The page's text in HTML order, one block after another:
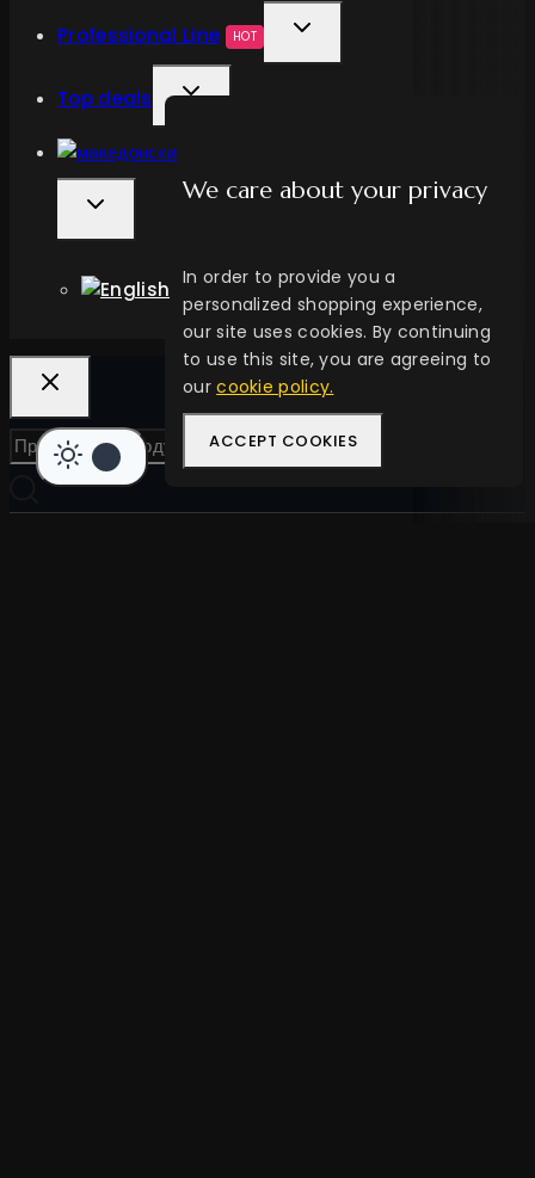
We care about your privacy
In order to provide you a
personalized shopping experience,
our site uses cookies. By continuing
to use this site, you are agreeing to
ourcookie policy.
ACCEPT COOKIES
Professional Line
HOT
Top deals